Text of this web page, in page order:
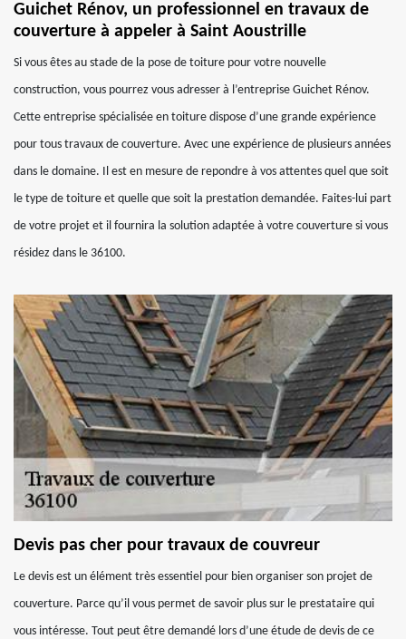
Guichet Rénov, un professionnel en travaux de
couverture à appeler à Saint Aoustrille
Si vous êtes au stade de la pose de toiture pour votre nouvelle
construction, vous pourrez vous adresser à l’entreprise Guichet Rénov.
Cette entreprise spécialisée en toiture dispose d’une grande expérience
pour tous travaux de couverture. Avec une expérience de plusieurs années
dans le domaine. Il est en mesure de repondre à vos attentes quel que soit
le type de toiture et quelle que soit la prestation demandée. Faites-lui part
de votre projet et il fournira la solution adaptée à votre couverture si vous
résidez dans le 36100.
Devis pas cher pour travaux de couvreur
Le devis est un élément très essentiel pour bien organiser son projet de
couverture. Parce qu’il vous permet de savoir plus sur le prestataire qui
vous intéresse. Tout peut être demandé lors d’une étude de devis de ce